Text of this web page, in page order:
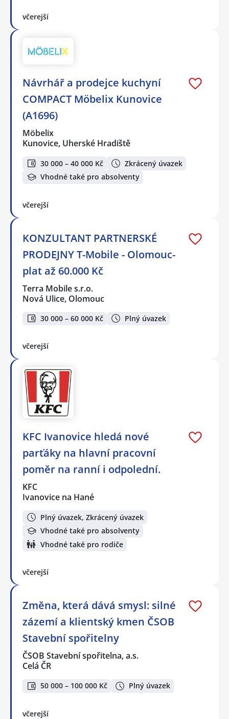
včerejší
Návrhář a prodejce kuchyní
COMPACT Möbelix Kunovice
(A1696)
Möbelix
Kunovice, Uherské Hradiště
30 000 – 40 000 Kč
Zkrácený úvazek
Vhodné také pro absolventy
včerejší
KONZULTANT PARTNERSKÉ
PRODEJNY T-Mobile - Olomouc-
plat až 60.000 Kč
Terra Mobile s.r.o.
Nová Ulice, Olomouc
30 000 – 60 000 Kč Plný úvazek
včerejší
KFC Ivanovice hledá nové
parťáky na hlavní pracovní
poměr na ranní i odpolední.
KFC
Ivanovice na Hané
Plný úvazek, Zkrácený úvazek
Vhodné také pro absolventy
Vhodné také pro rodiče
včerejší
Změna, která dává smysl: silné
zázemí a klientský kmen ČSOB
Stavební spořitelny
ČSOB Stavební spořitelna, a.s.
Celá ČR
50 000 – 100 000 Kč Plný úvazek
včerejší